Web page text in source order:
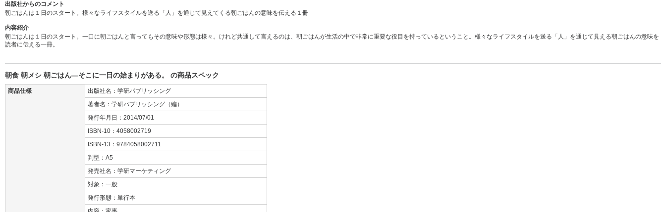
出版社からのコメント
朝ごはんは１日のスタート。様々なライフスタイルを送る「人」を通じて見えてくる朝ごはんの意味を伝える１冊
内容紹介
朝ごはんは１日のスタート。一口に朝ごはんと言ってもその意味や形態は様々。けれど共通して言えるのは、朝ごはんが生活の中で非常に重要な役目を持っているということ。様々なライフスタイルを送る「人」を通じて見える朝ごはんの意味を
読者に伝える一冊。
朝食 朝メシ 朝ごはん―そこに一日の始まりがある。 の商品スペック
商品仕様
出版社名：学研パブリッシング
著者名：学研パブリッシング（編）
発行年月日：2014/07/01
ISBN-10：4058002719
ISBN-13：9784058002711
判型：A5
発売社名：学研マーケティング
対象：一般
発行形態：単行本